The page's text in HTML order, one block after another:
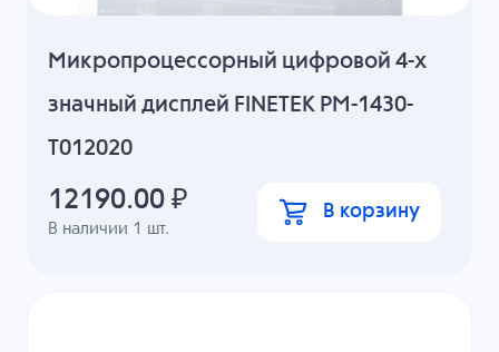
Микропроцессорный цифровой 4-х
значный дисплей FINETEK PM-1430-
T012020
В наличии 1 шт.
12190.00 ₽ В корзину